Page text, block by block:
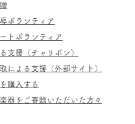
ボランティア
トボランティア
支援（チャリボン）
による支援（外部サイト）
購入する
器をご寄贈いただいた方々